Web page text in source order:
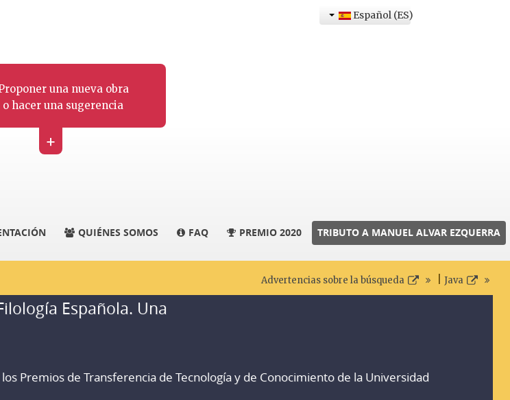
una nueva obra
o hacer una sugerencia
+
Español (ES)
QUIÉNES SOMOS FAQ PREMIO 2020 TRIBUTO A MANUEL ALVAR EZQUERRA
Advertencias sobre la búsqueda Java
Española. Una
Premios de Transferencia de Tecnología y de Conocimiento de la Universidad